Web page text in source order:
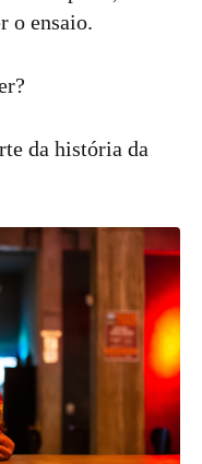
o ensaio.
da história da